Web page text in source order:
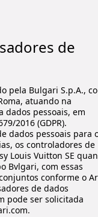
de
pela Bulgari S.p.A.,
atuando na
dados pessoais, em
2016 (GDPR).
dados pessoais para
os controladores de
Louis Vuitton SE
Bvlgari, com essas
conforme o
de dados
pode ser solicitada